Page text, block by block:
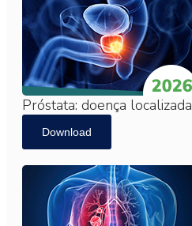
Próstata: doença localizada
Download